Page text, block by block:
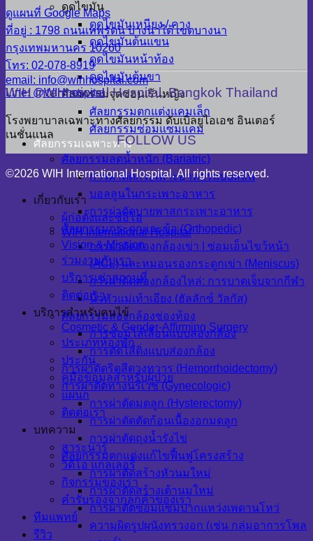
ดูดไขมัน
ดูดไขมันเหนียง / คาง
ดูดไขมันต้นแขน
ดูดไขมันหน้าท้อง
ดูดไขมันต้นขา
ศัลยกรรมจุดซ่อนเร้นหญิง
ศัลยกรรมตกแต่งแคมเล็ก
ศัลยกรรมซ่อมแซมแคม
ศัลยกรรมเฉพาะทาง
ศัลยกรรมลดน้ำหนัก (Bariatric)
การผ่าตัดกระเพาะอาหารแบบสลีฟ
บอลลูนในกระเพาะอาหาร
การผ่าตัดบายพาสกระเพาะอาหาร
ศัลยกรรมกระดูกและข้อ (Orthopedic)
การผ่าตัดส่องกล้องเข่า | ซ่อมเอ็นไขว้หน้า
(ACL) และหมอนรองกระดูกเข่า (Meniscus)
การผ่าตัดส่องกล้องไหล่: การบาดเจ็บจากกีฬา
นิ้วหัวแม่เท้าเอียง (ฮัลลักซ์ วัลกัส)
ศัลยกรรมส่องกล้องช่องท้อง
การซ่อมไส้เลื่อนแบบส่องกล้อง
การตัดไส้ติ่งแบบส่องกล้อง
การผ่าตัดริดสีดวงทวาร (Hemorrhoidectomy)
การผ่าตัดทางนรีเวช (Gynecologic)
การผ่าตัดมดลูก (Hysterectomy)
การผ่าตัดตัดก้อนเนื้องอกมดลูก
การผ่าตัดถุงน้ำรังไข่
ศัลยกรรมตกแต่งแก้ไขฟื้นฟูโครงสร้าง
การผ่าตัดสร้างหัวนมใหม่
การผ่าตัดสร้างเต้านมใหม่
การผ่าตัดซ่อมแซมปากแหว่งเพดานโหว่
ความผิดรูปผนังทรวงอก (เช่น กลุ่มอาการโพล
ดูแผนที่ Google Maps
ที่อยู่ : 1798 ถนนเทพรัตน บางนาใต้ เขตบางนา
กรุงเทพมหานคร 10260
โทร: 02-078-8919
email: info@wihhospital.com
Line: @WIHhospital
WIH International Hospital, Bangkok Thailand
โรงพยาบาลเฉพาะทางศัลยกรรม ดับเบิลยูไอเอช อินเตอร์
เนชั่นแนล
FOLLOW US
©2026 WIH International Hospital. All rights reserved.
เกี่ยวกับเรา
ผู้ก่อตั้งและซีอีโอ
WIH International Hospital
Vision & Mission
ร่วมงานกับเรา
บริการเช่าสถานที่
ติดต่อเรา
บริการสำหรับคนไข้
Cosmetic & Gender-Affirming Surgery
ประเภทห้องพัก
ประกัน
คู่มือข้อมูลสำหรับผู้ป่วย
แผนก
ติดต่อเรา
บทความ
สาระน่ารู้
วิดีโอ แกลเลอรี่
กิจกรรมของเรา
คำรับรองจากลูกค้าของเรา
ทีมแพทย์
รีวิว